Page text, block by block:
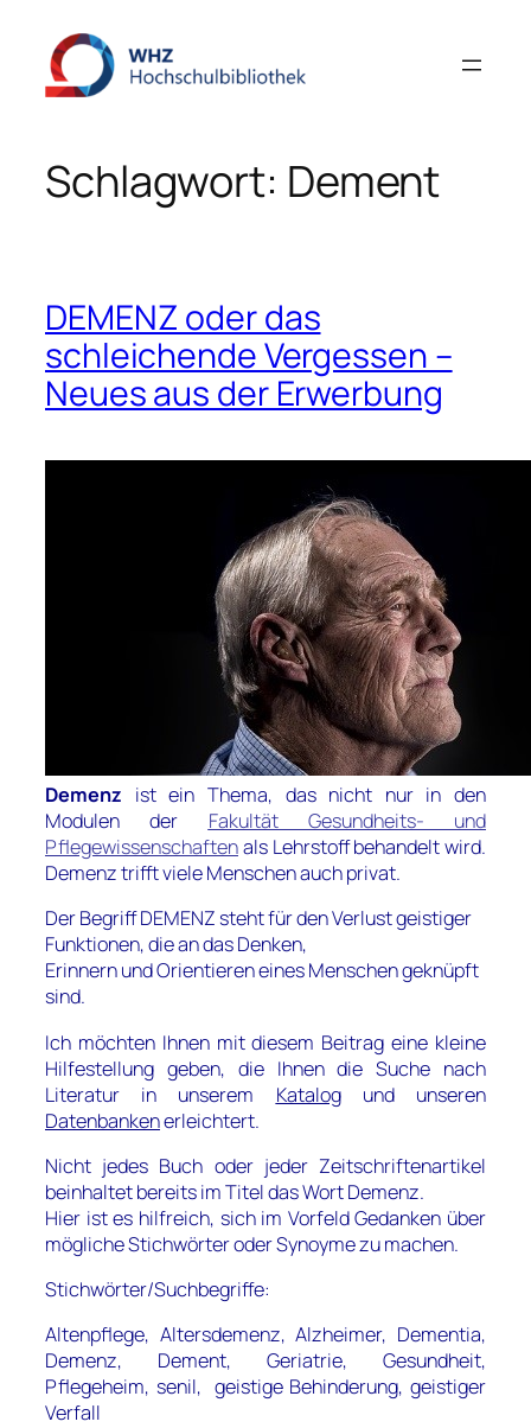
Inhalt
springen
Schlagwort: Dement
DEMENZ oder das
schleichende Vergessen –
Neues aus der Erwerbung
Demenz ist ein Thema, das nicht nur in den
Modulen der Fakultät Gesundheits- und
Pflegewissenschaftenals Lehrstoff behandelt wird.
Demenz trifft viele Menschen auch privat.
Der Begriff DEMENZ steht für den Verlust geistiger
Funktionen, die an das Denken,
Erinnern und Orientieren eines Menschen geknüpft
sind.
Ich möchten Ihnen mit diesem Beitrag eine kleine
Hilfestellung geben, die Ihnen die Suche nach
Literatur in unserem Katalogund unseren
Datenbankenerleichtert.
Nicht jedes Buch oder jeder Zeitschriftenartikel
beinhaltet bereits im Titel das Wort Demenz.
Hier ist es hilfreich, sich im Vorfeld Gedanken über
mögliche Stichwörter oder Synoyme zu machen.
Stichwörter/Suchbegriffe:
Altenpflege, Altersdemenz, Alzheimer, Dementia,
Demenz, Dement, Geriatrie, Gesundheit,
Pflegeheim, senil, geistige Behinderung, geistiger
Verfall